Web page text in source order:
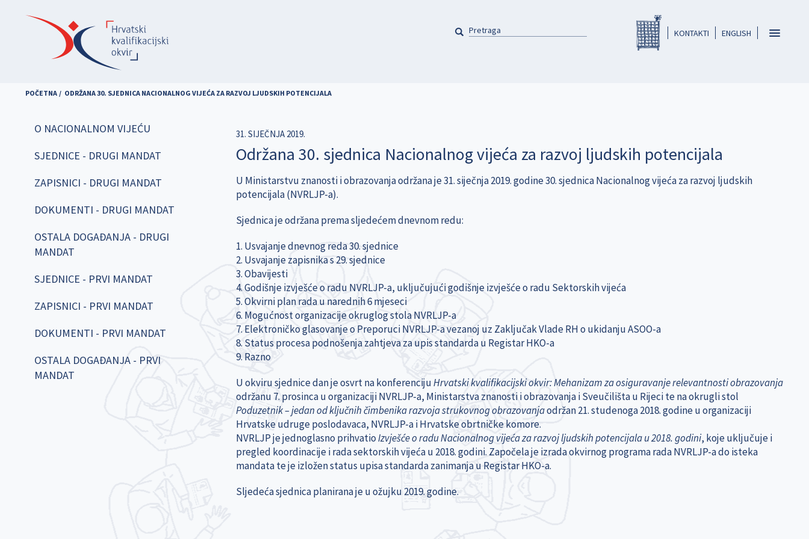
ENGLISH
headerKONTAKTI
PRETRAGA
Toggle
POČETNA ODRŽANA 30. SJEDNICA NACIONALNOG VIJEĆA ZA RAZVOJ LJUDSKIH POTENCIJALA
O NACIONALNOM VIJEĆU
SJEDNICE - DRUGI MANDAT
ZAPISNICI - DRUGI MANDAT
DOKUMENTI - DRUGI MANDAT
OSTALA DOGAĐANJA - DRUGI
MANDAT
SJEDNICE - PRVI MANDAT
ZAPISNICI - PRVI MANDAT
DOKUMENTI - PRVI MANDAT
OSTALA DOGAĐANJA - PRVI
MANDAT
31. SIJEČNJA 2019.
Održana 30. sjednica Nacionalnog vijeća za razvoj ljudskih potencijala
U Ministarstvu znanosti i obrazovanja održana je 31. siječnja 2019. godine 30. sjednica Nacionalnog vijeća za razvoj ljudskih
potencijala (NVRLJP-a).
Sjednica je održana prema sljedećem dnevnom redu:
1. Usvajanje dnevnog reda 30. sjednice
2. Usvajanje zapisnika s 29. sjednice
3. Obavijesti
4. Godišnje izvješće o radu NVRLJP-a, uključujući godišnje izvješće o radu Sektorskih vijeća
5. Okvirni plan rada u narednih 6 mjeseci
6. Mogućnost organizacije okruglog stola NVRLJP-a
7. Elektroničko glasovanje o Preporuci NVRLJP-a vezanoj uz Zaključak Vlade RH o ukidanju ASOO-a
8. Status procesa podnošenja zahtjeva za upis standarda u Registar HKO-a
9. Razno
U okviru sjednice dan je osvrt na konferencijuHrvatski kvalifikacijski okvir: Mehanizam za osiguravanje relevantnosti obrazovanja
održanu 7. prosinca u organizaciji NVRLJP-a, Ministarstva znanosti i obrazovanja i Sveučilišta u Rijeci te na okrugli stol
Poduzetnik – jedan od ključnih čimbenika razvoja strukovnog obrazovanjaodržan 21. studenoga 2018. godine u organizaciji
Hrvatske udruge poslodavaca, NVRLJP-a i Hrvatske obrtničke komore.
NVRLJP je jednoglasno prihvatioIzvješće o radu Nacionalnog vijeća za razvoj ljudskih potencijala u 2018. godini, koje uključuje i
pregled koordinacije i rada sektorskih vijeća u 2018. godini. Započela je izrada okvirnog programa rada NVRLJP-a do isteka
mandata te je izložen status upisa standarda zanimanja u Registar HKO-a.
Sljedeća sjednica planirana je u ožujku 2019. godine.